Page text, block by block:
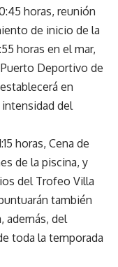
horas, reunión
de inicio de la
horas en el mar,
Deportivo de
en
del
horas, Cena de
de la piscina, y
del Trofeo Villa
también
además, del
toda la temporada